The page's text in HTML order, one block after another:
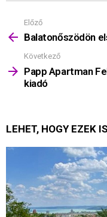
Mutass
többet
Előző
Balatonőszödön
Következő
Papp Apartman
kiadó
LEHET, HOGY EZEK